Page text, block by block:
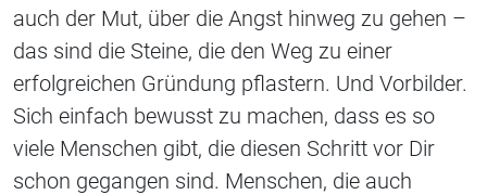
auch der Mut, über die Angst hinweg zu gehen –
das sind die Steine, die den Weg zu einer
erfolgreichen Gründung pflastern. Und Vorbilder.
Sich einfach bewusst zu machen, dass es so
viele Menschen gibt, die diesen Schritt vor Dir
schon gegangen sind. Menschen, die auch